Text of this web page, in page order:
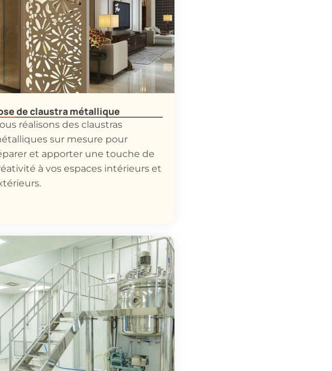
de claustra métallique
réalisons des claustras
sur mesure pour
et apporter une touche de
à vos espaces intérieurs et